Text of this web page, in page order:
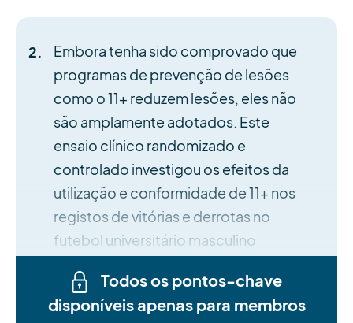
Embora tenha sido comprovado que
programas de prevenção de lesões
como o 11+ reduzem lesões, eles não
são amplamente adotados. Este
ensaio clínico randomizado e
controlado investigou os efeitos da
utilização e conformidade de 11+ nos
registos de vitórias e derrotas no
futebol universitário masculino.
Todos os pontos-chave
disponíveis apenas para membros